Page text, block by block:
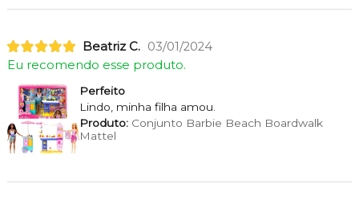
Beatriz C. 03/01/2024
Eu recomendo esse produto.
Perfeito
Lindo, minha filha amou.
Produto:Conjunto Barbie Beach Boardwalk
Mattel